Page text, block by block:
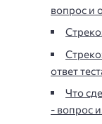
вопрос и
ответ
Что
- вопрос